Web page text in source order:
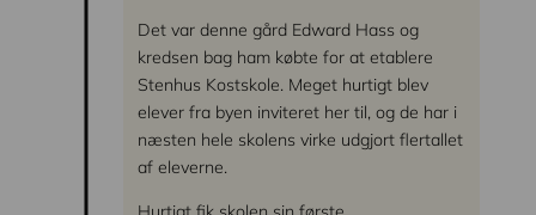
Det var denne gård Edward Hass og
kredsen bag ham købte for at etablere
Stenhus Kostskole. Meget hurtigt blev
elever fra byen inviteret her til, og de har i
næsten hele skolens virke udgjort flertallet
af eleverne.